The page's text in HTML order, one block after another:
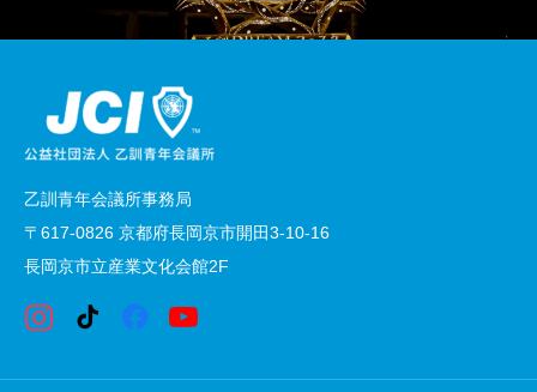
乙訓青年会議所事務局
〒617-0826 京都府長岡京市開田3-10-16
長岡京市立産業文化会館2F